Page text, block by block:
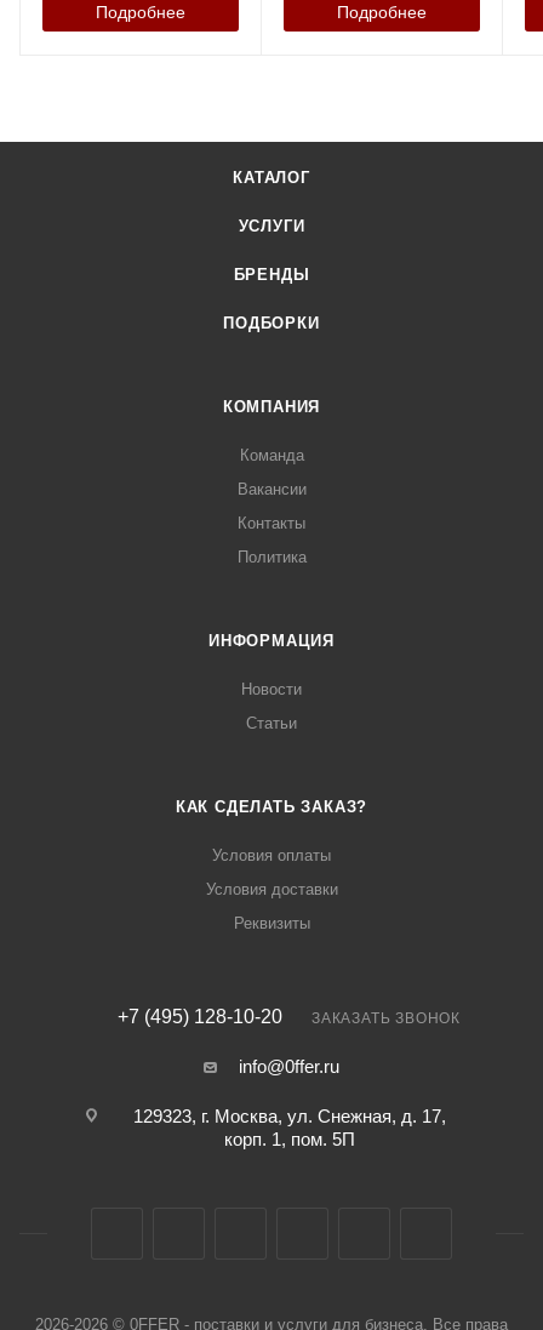
Подробнее Подробнее
КАТАЛОГ
УСЛУГИ
БРЕНДЫ
ПОДБОРКИ
КОМПАНИЯ
Команда
Вакансии
Контакты
Политика
ИНФОРМАЦИЯ
Новости
Статьи
КАК СДЕЛАТЬ ЗАКАЗ?
Условия оплаты
Условия доставки
Реквизиты
+7 (495) 128-10-20 ЗАКАЗАТЬ ЗВОНОК
info@0ffer.ru
129323, г. Москва, ул. Снежная, д. 17,
корп. 1, пом. 5П
2026-2026 © 0FFER - поставки и услуги для бизнеса. Все права